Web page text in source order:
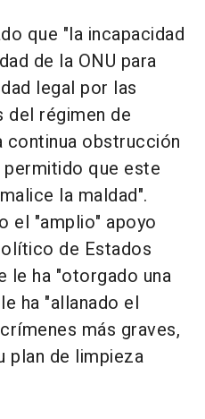
que "la incapacidad
de la ONU para
legal por las
del régimen de
continua obstrucción
permitido que este
la maldad".
el "amplio" apoyo
de Estados
le ha "otorgado una
ha "allanado el
más graves,
plan de limpieza